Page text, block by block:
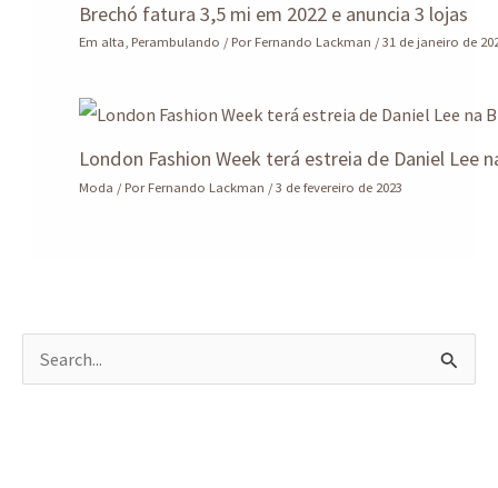
Brechó fatura 3,5 mi em 2022 e anuncia 3 lojas
Em alta, Perambulando / PorFernando Lackman /31 de janeiro de
London Fashion Week terá estreia de Daniel Lee
Moda / PorFernando Lackman /3 de fevereiro de 2023